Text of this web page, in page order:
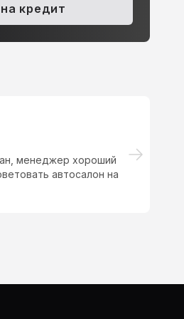
кредит
менеджер хороший
автосалон на